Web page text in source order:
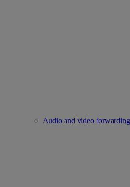
Audio and video forwarding